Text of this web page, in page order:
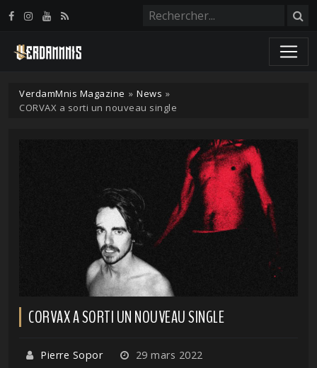
VerdamMnis Magazine » News »
CORVAX a sorti un nouveau single
CORVAX A SORTI UN NOUVEAU SINGLE
Pierre Sopor 29 mars 2022
Panneau de gestion des cookies